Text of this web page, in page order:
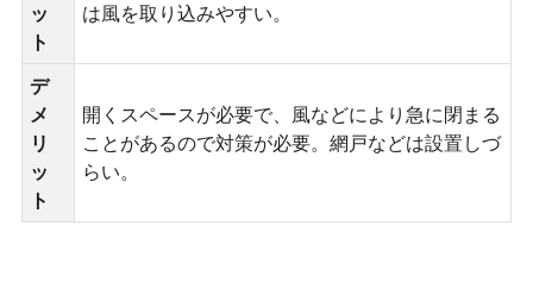
ッ
ト
は風を取り込みやすい。
デ
メ
リ
ッ
ト
開くスペースが必要で、風などにより急に閉まる
ことがあるので対策が必要。網戸などは設置しづ
らい。